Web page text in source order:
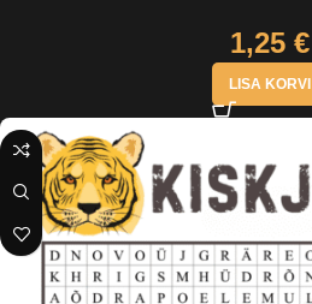
1,25 €
LISA KORVI